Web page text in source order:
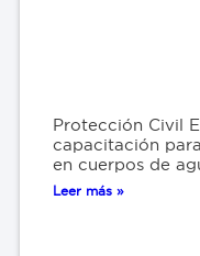
Protección Civil
capacitación
en cuerpos de
Leer más »